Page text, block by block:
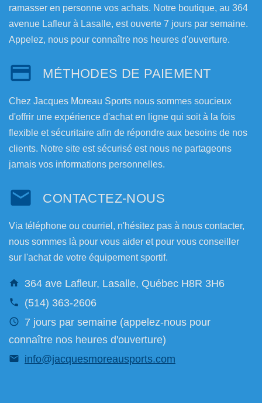
ramasser en personne vos achats. Notre boutique, au 364
avenue Lafleur à Lasalle, est ouverte 7 jours par semaine.
Appelez, nous pour connaître nos heures d'ouverture.
MÉTHODES DE PAIEMENT
Chez Jacques Moreau Sports nous sommes soucieux
d'offrir une expérience d'achat en ligne qui soit à la fois
flexible et sécuritaire afin de répondre aux besoins de nos
clients. Notre site est sécurisé est nous ne partageons
jamais vos informations personnelles.
CONTACTEZ-NOUS
Via téléphone ou courriel, n'hésitez pas à nous contacter,
nous sommes là pour vous aider et pour vous conseiller
sur l'achat de votre équipement sportif.
364 ave Lafleur, Lasalle, Québec H8R 3H6
(514) 363-2606
7 jours par semaine (appelez-nous pour
connaître nos heures d'ouverture)
info@jacquesmoreausports.com